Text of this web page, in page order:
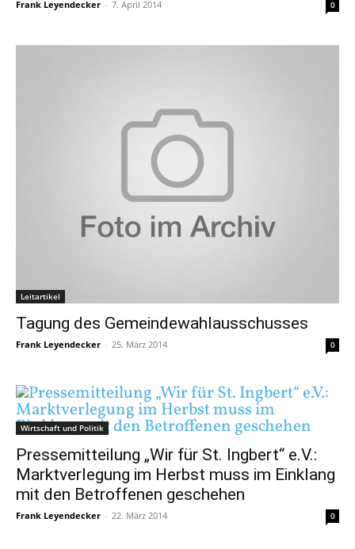
Frank Leyendecker - 7. April 2014 0
Leitartikel
Tagung des Gemeindewahlausschusses
Frank Leyendecker - 25. März 2014 0
Wirtschaft und Politik
Pressemitteilung „Wir für St. Ingbert“ e.V.:
Marktverlegung im Herbst muss im Einklang
mit den Betroffenen geschehen
Frank Leyendecker - 22. März 2014 0